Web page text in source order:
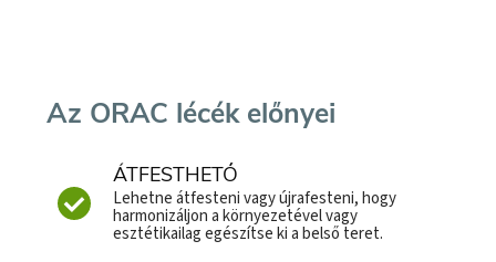
Az ORAC lécék előnyei
ÁTFESTHETŐ
Lehetne átfesteni vagy újrafesteni, hogy
harmonizáljon a környezetével vagy
esztétikailag egészítse ki a belső teret.